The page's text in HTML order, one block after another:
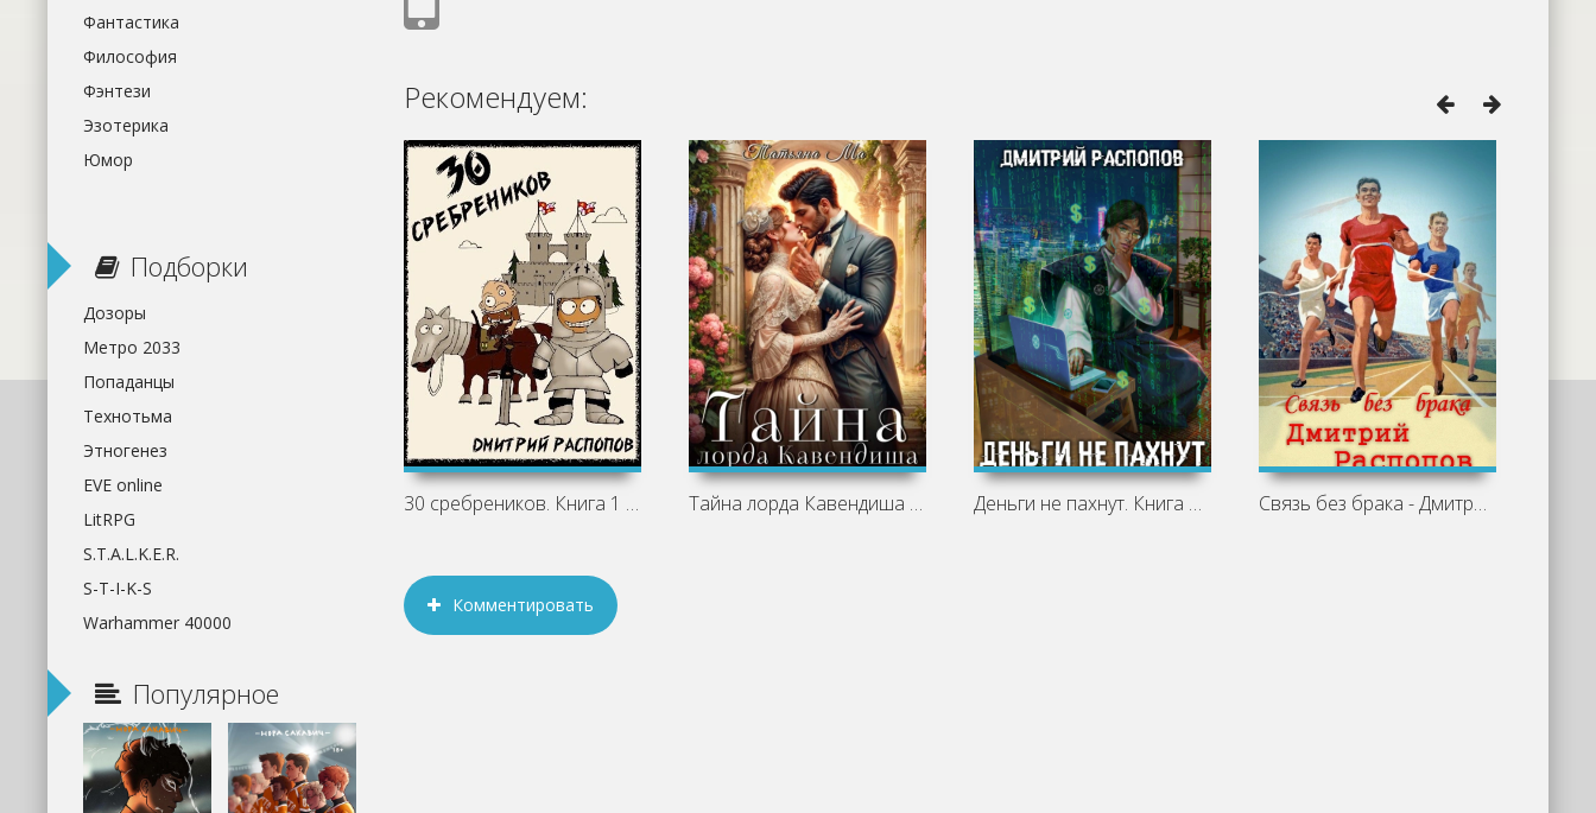
Рекомендуем:
30 сребреников. Книга 1 - Дмитрий Тайна лорда Кавендиша - Татьяна Ма Деньги не пахнут. Книга 1 - Дмитрий Связь без брака - Дмитрий Распопов
Комментировать
Фантастика
Философия
Фэнтези
Эзотерика
Юмор
Подборки
Дозоры
Метро 2033
Попаданцы
Технотьма
Этногенез
EVE online
LitRPG
S.T.A.L.K.E.R.
S-T-I-K-S
Warhammer 40000
Популярное